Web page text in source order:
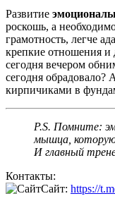
Развитие
роскошь, а
грамотность, легче
крепкие отношения и
сегодня вечером
сегодня обрадовало?
кирпичиками в
P.S. Помните:
мышца,
И главный
Контакты:
Сайт: https://